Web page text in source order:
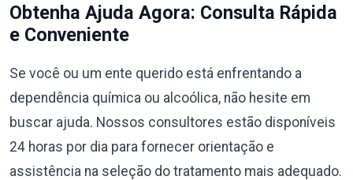
Obtenha Ajuda Agora: Consulta Rápida
e Conveniente
Se você ou um ente querido está enfrentando a
dependência química ou alcoólica, não hesite em
buscar ajuda. Nossos consultores estão disponíveis
24 horas por dia para fornecer orientação e
assistência na seleção do tratamento mais adequado.